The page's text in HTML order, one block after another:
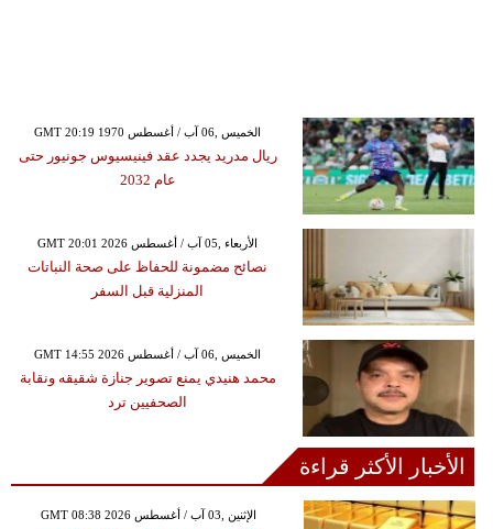
GMT 20:19 1970 الخميس ,06 آب / أغسطس
ريال مدريد يجدد عقد فينيسيوس جونيور حتى
عام 2032
GMT 20:01 2026 الأربعاء ,05 آب / أغسطس
نصائح مضمونة للحفاظ على صحة النباتات
المنزلية قبل السفر
GMT 14:55 2026 الخميس ,06 آب / أغسطس
محمد هنيدي يمنع تصوير جنازة شقيقه ونقابة
الصحفيين ترد
الأخبار الأكثر قراءة
GMT 08:38 2026 الإثنين ,03 آب / أغسطس